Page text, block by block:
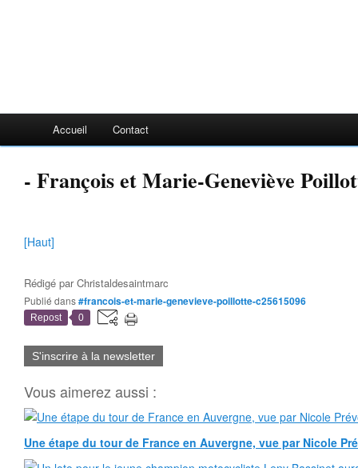
Accueil Contact
- François et Marie-Geneviève
[Haut]
Rédigé parChristaldesaintmarc
Publié dans#francois-et-marie-genevieve-poillotte-c25615096
Repost 0
S'inscrire à la newsletter
Vous aimerez aussi :
Une étape du tour de France en Auvergne, vue par Nicole